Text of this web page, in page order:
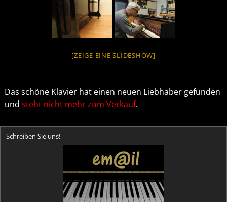
[ZEIGE EINE SLIDESHOW]
Das schöne Klavier hat einen neuen Liebhaber gefunden
und steht nicht mehr zum Verkauf.
Schreiben Sie uns!